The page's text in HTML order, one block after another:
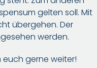
gelten soll. Mit
übergehen. Der
werden.
euch gerne weiter!